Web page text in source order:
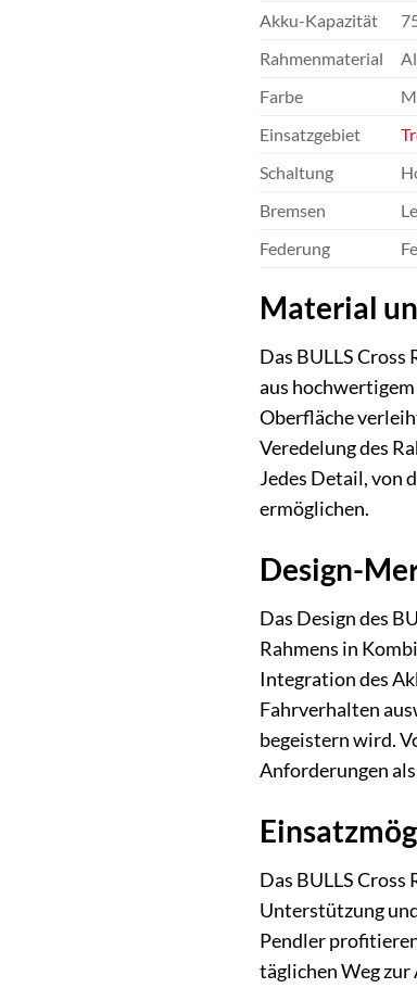
Akku-Kapazität
Rahmenmaterial
Farbe
Einsatzgebiet
Schaltung
Bremsen
Federung
Material
Das BULLS
aus
Oberfläche
Veredelung des
Jedes Detail, von
ermöglichen.
Design-
Das Design des
Rahmens in
Integration des
Fahrverhalten
begeistern wird.
Anforderungen
Das BULLS
Unterstützung
Pendler
täglichen Weg